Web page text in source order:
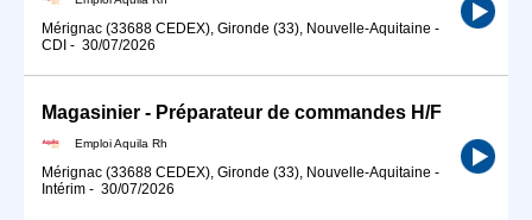
Mérignac (33688 CEDEX), Gironde (33), Nouvelle-Aquitaine -
CDI - 30/07/2026
Magasinier - Préparateur de commandes H/F
Emploi Aquila Rh
Mérignac (33688 CEDEX), Gironde (33), Nouvelle-Aquitaine -
Intérim - 30/07/2026